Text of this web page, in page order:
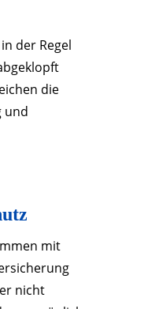
der Regel
die
und
mit
nicht